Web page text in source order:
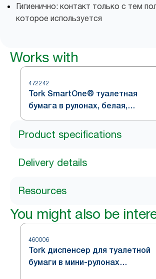
Гигиенично: контакт только с тем
которое используется
Works with
472242
Tork SmartOne® туалетная
бумага в рулонах, белая,
система T8
Product specifications
Delivery details
Resources
You might also be
460006
Tork диспенсер для туалетной
бумаги в мини-рулонах